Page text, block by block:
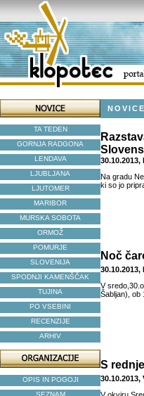
TA TEDEN
GORNJA RADGONA
LENDAVA
LJUBLJANA
LJUTOMER
MARIBOR
MURSKA SOBOTA
ORMOŽ
POMURJE
SLOVENIJA
SPODNJI KAMENŠČAK
TUJINA
PO VSEBINI
RECENZIJE
ARHIV
OPIS IN POGOJI
SEZNAM
Na gradu
ki so jo
Noč
V
Šabljan), ob
S
30.10.2013,